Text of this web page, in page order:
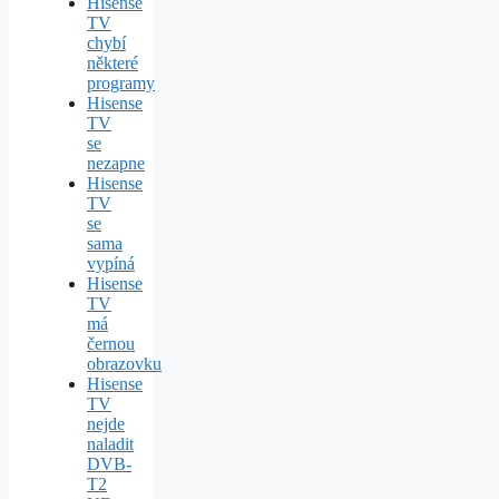
TV
chybí
některé
programy
Hisense
TV
se
nezapne
Hisense
TV
se
sama
vypíná
Hisense
TV
má
černou
obrazovku
Hisense
TV
nejde
naladit
DVB-
T2